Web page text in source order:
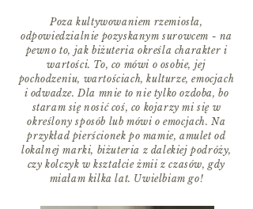
Poza kultywowaniem rzemiosła,
odpowiedzialnie pozyskanym surowcem - na
pewno to, jak biżuteria określa charakter i
wartości. To, co mówi o osobie, jej
pochodzeniu, wartościach, kulturze, emocjach
i odwadze. Dla mnie to nie tylko ozdoba, bo
staram się nosić coś, co kojarzy mi się w
określony sposób lub mówi o emocjach. Na
przykład pierścionek po mamie, amulet od
lokalnej marki, biżuteria z dalekiej podróży,
czy kolczyk w kształcie żmii z czasów, gdy
miałam kilka lat. Uwielbiam go!